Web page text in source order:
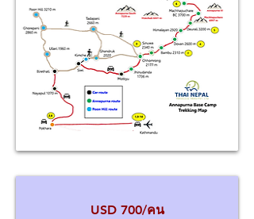
USD 700/คน